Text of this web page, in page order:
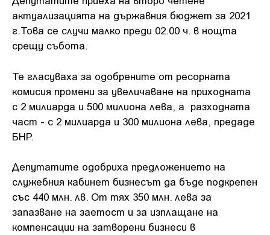
актуализацията на държавния бюджет за 2021
г.Това се случи малко преди 02.00 ч. в нощта
срещу събота.
Те гласуваха за одобрените от ресорната
комисия промени за увеличаване на приходната
с 2 милиарда и 500 милиона лева, а разходната
част - с 2 милиарда и 300 милиона лева, предаде
БНР.
Депутатите одобриха предложението на
служебния кабинет бизнесът да бъде подкрепен
със 440 млн. лв. От тях 350 млн. лева за
запазване на заетост и за изплащане на
компенсации на затворени бизнеси в